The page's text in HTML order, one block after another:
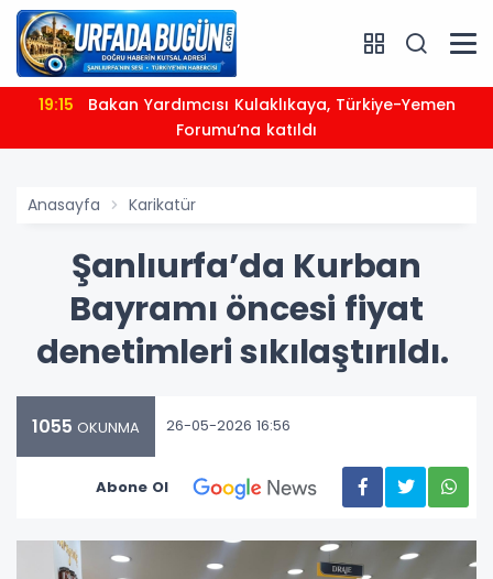
19:15
Forumu’na katıldı
Anasayfa Karikatür
Şanlıurfa’da Kurban
Bayramı öncesi fiyat
denetimleri sıkılaştırıldı.
1055 OKUNMA 26-05-2026 16:56
Abone Ol